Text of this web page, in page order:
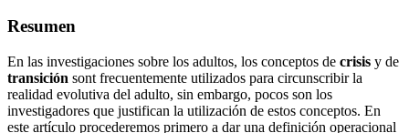
Resumen
En las investigaciones sobre los adultos, los conceptos de crisis y de
transición sont frecuentemente utilizados para circunscribir la
realidad evolutiva del adulto, sin embargo, pocos son los
investigadores que justifican la utilización de estos conceptos. En
este artículo procederemos primero a dar una definición operacional